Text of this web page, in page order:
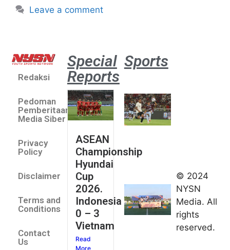
Leave a comment
Redaksi
Pedoman
Pemberitaan
Media Siber
Privacy
Policy
Disclaimer
Terms and
Conditions
Contact
Us
Special
Reports
ASEAN
Championship
Hyundai
Cup
2026.
Indonesia
0 – 3
Vietnam
Read
More
Sports
umum
Kejurnas
Panahan
Junior di
Kudus
© 2024
NYSN
Media. All
rights
reserved.